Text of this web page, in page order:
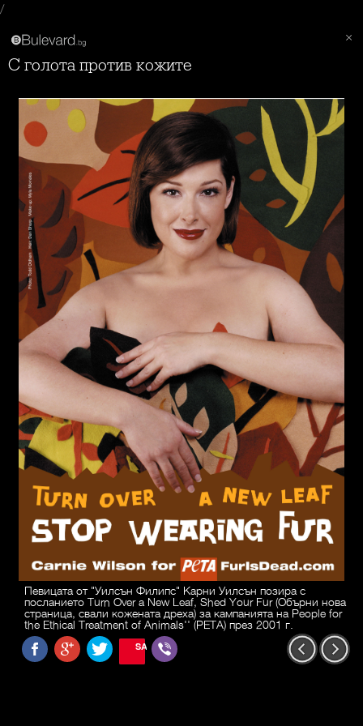
/
С голота против кожите
Певицата от "Уилсън Филипс" Карни Уилсън позира с
посланието Turn Over a New Leaf, Shed Your Fur (Обърни нова
страница, свали кожената дреха) за кампанията на People for
the Ethical Treatment of Animals'' (PETA) през 2001 г.
SAVE